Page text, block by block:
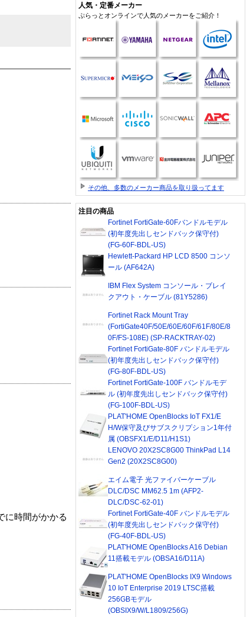
に時間がかかる
人気・定番メーカー
ぷらっとオンラインで人気のメーカーをご紹介！
その他、多数のメーカー商品を取り扱ってます
注目の商品
Fortinet FortiGate-60Fバンドルモデル
(初年度先出しセンドバック保守付)
(FG-60F-BDL-US)
Hewlett-Packard HP LCD 8500 コンソ
ール (AF642A)
IBM Flex System コンソール・ブレイ
クアウト・ケーブル (81Y5286)
Fortinet Rack Mount Tray
(FortiGate40F/50E/60E/60F/61F/80E/8
0F/FS-108E) (SP-RACKTRAY-02)
Fortinet FortiGate-80F バンドルモデル
(初年度先出しセンドバック保守付)
(FG-80F-BDL-US)
Fortinet FortiGate-100F バンドルモデ
ル (初年度先出しセンドバック保守付)
(FG-100F-BDL-US)
PLAT'HOME OpenBlocks IoT FX1/E
H/W保守及びサブスクリプション1年付
属 (OBSFX1/E/D11/H1S1)
LENOVO 20X2SC8G00 ThinkPad L14
Gen2 (20X2SC8G00)
エイム電子 光ファイバーケーブル
DLC/DSC MM62.5 1m (AFP2-
DLC/DSC-62-01)
Fortinet FortiGate-40F バンドルモデル
(初年度先出しセンドバック保守付)
(FG-40F-BDL-US)
PLAT'HOME OpenBlocks A16 Debian
11搭載モデル (OBSA16/D11A)
PLAT'HOME OpenBlocks IX9 Windows
10 IoT Enterprise 2019 LTSC搭載
256GBモデル
(OBSIX9/W/L1809/256G)